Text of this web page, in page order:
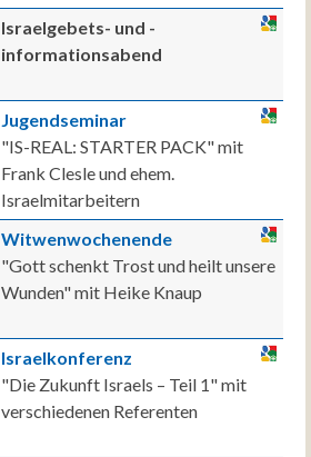
Israelgebets- und -
informationsabend
Jugendseminar
"IS-REAL: STARTER PACK" mit
Frank Clesle und ehem.
Israelmitarbeitern
Witwenwochenende
"Gott schenkt Trost und heilt unsere
Wunden" mit Heike Knaup
Israelkonferenz
"Die Zukunft Israels – Teil 1" mit
verschiedenen Referenten